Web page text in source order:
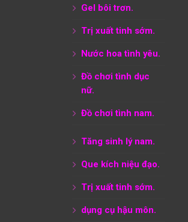
Gel bôi trơn.
Trị xuất tinh sớm.
Nước hoa tình yêu.
Đồ chơi tình dục
nữ.
Đồ chơi tình nam.
Tăng sinh lý nam.
Que kích niệu đạo.
Trị xuất tinh sớm.
dụng cụ hậu môn.